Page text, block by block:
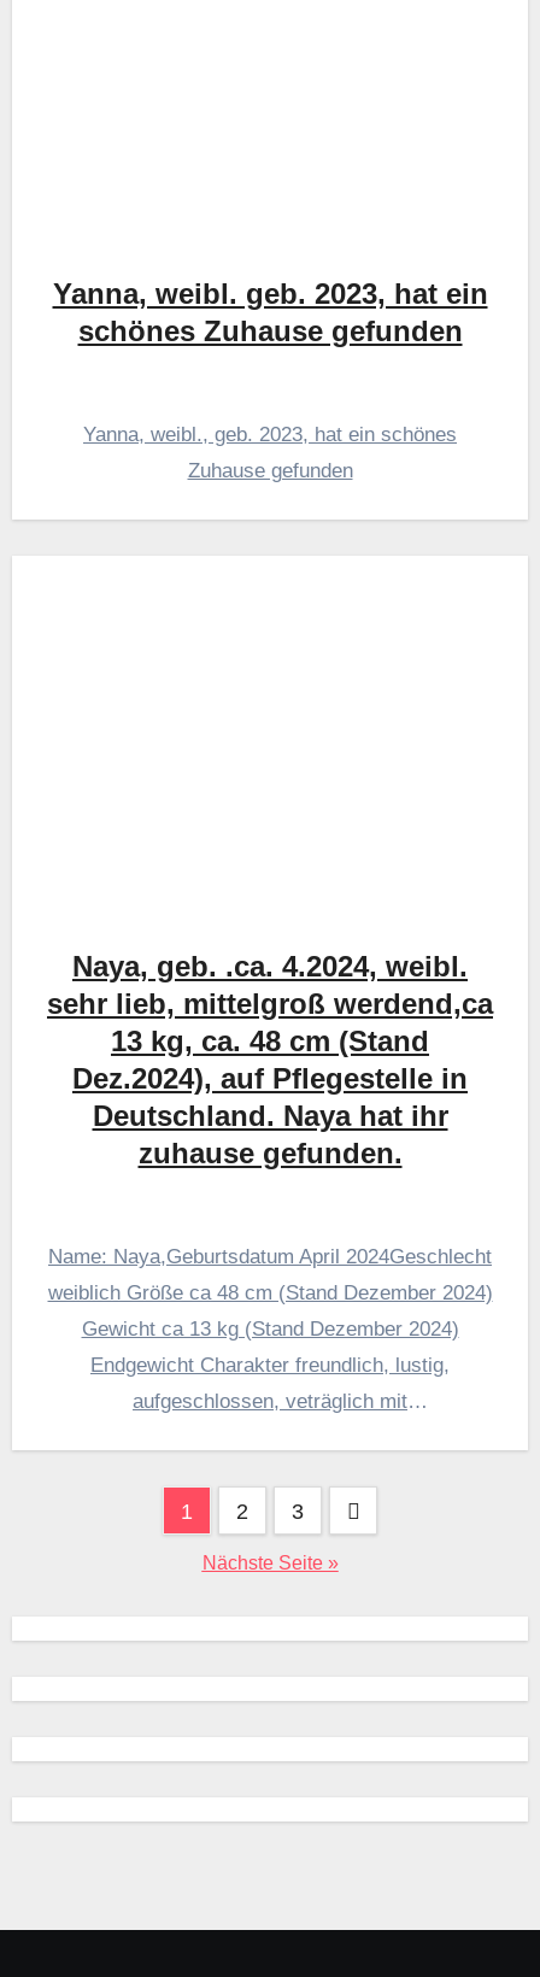
Yanna, weibl. geb. 2023, hat ein
schönes Zuhause gefunden
Yanna, weibl., geb. 2023, hat ein schönes
Zuhause gefunden
Naya, geb. .ca. 4.2024, weibl.
sehr lieb, mittelgroß werdend,ca
13 kg, ca. 48 cm (Stand
Dez.2024), auf Pflegestelle in
Deutschland. Naya hat ihr
zuhause gefunden.
Name: Naya,Geburtsdatum April 2024Geschlecht
weiblich Größe ca 48 cm (Stand Dezember 2024)
Gewicht ca 13 kg (Stand Dezember 2024)
Endgewicht Charakter freundlich, lustig,
aufgeschlossen, veträglich mit
1 2 3
Nächste Seite »